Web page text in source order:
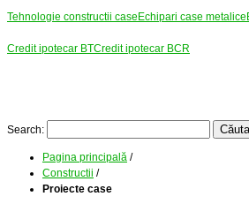
Tehnologie constructii case Echipari case metalice
Credit ipotecar BTCredit ipotecar BCR
Search:
Pagina principală /
Constructii /
Proiecte case